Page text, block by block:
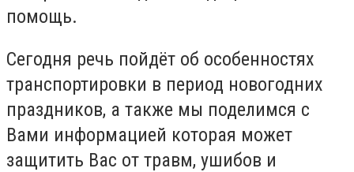
помощь.
Сегодня речь пойдёт об особенностях
транспортировки в период новогодних
праздников, а также мы поделимся с
Вами информацией которая может
защитить Вас от травм, ушибов и